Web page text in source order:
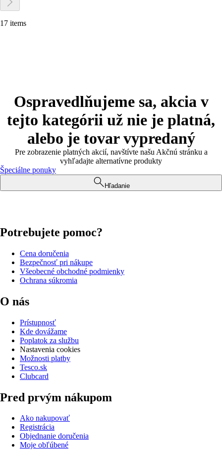
17 items
Ospravedlňujeme sa, akcia v
tejto kategórii už nie je platná,
alebo je tovar vypredaný
Pre zobrazenie platných akcií, navštívte našu Akčnú stránku a
vyhľadajte alternatívne produkty
Špeciálne ponuky
Hľadanie
Potrebujete pomoc?
Cena doručenia
Bezpečnosť pri nákupe
Všeobecné obchodné podmienky
Ochrana súkromia
O nás
Prístupnosť
Kde dovážame
Poplatok za službu
Nastavenia cookies
Možnosti platby
Tesco.sk
Clubcard
Pred prvým nákupom
Ako nakupovať
Registrácia
Objednanie doručenia
Moje obľúbené